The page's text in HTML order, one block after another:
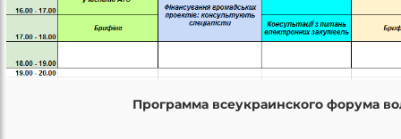
Программа всеукраинского форума